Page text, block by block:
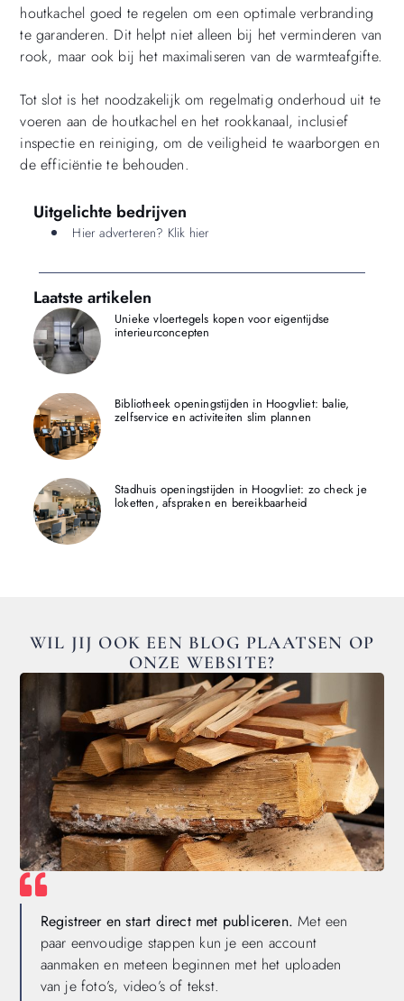
houtkachel goed te regelen om een optimale verbranding
te garanderen. Dit helpt niet alleen bij het verminderen van
rook, maar ook bij het maximaliseren van de warmteafgifte.
Tot slot is het noodzakelijk om regelmatig onderhoud uit te
voeren aan de houtkachel en het rookkanaal, inclusief
inspectie en reiniging, om de veiligheid te waarborgen en
de efficiëntie te behouden.
Uitgelichte bedrijven
Hier adverteren? Klik hier
Laatste artikelen
Unieke vloertegels kopen voor eigentijdse
interieurconcepten
Bibliotheek openingstijden in Hoogvliet: balie,
zelfservice en activiteiten slim plannen
Stadhuis openingstijden in Hoogvliet: zo check je
loketten, afspraken en bereikbaarheid
WIL JIJ OOK EEN BLOG PLAATSEN OP
ONZE WEBSITE?
Registreer en start direct met publiceren. Met een
paar eenvoudige stappen kun je een account
aanmaken en meteen beginnen met het uploaden
van je foto’s, video’s of tekst.